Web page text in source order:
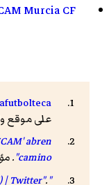
Murcia CF
على موقع
abren
camino"
.
"Los Blue Gold (@losbluegold) | Twitter"
.